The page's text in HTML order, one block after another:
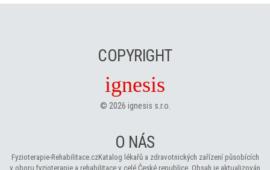
COPYRIGHT
ignesis
© 2026 ignesis s.r.o.
O NÁS
Fyzioterapie-Rehabilitace.czKatalog lékařů a zdravotnických zařízení působících
v oboru fyzioterapie a rehabilitace v celé České republice. Obsah je aktualizován